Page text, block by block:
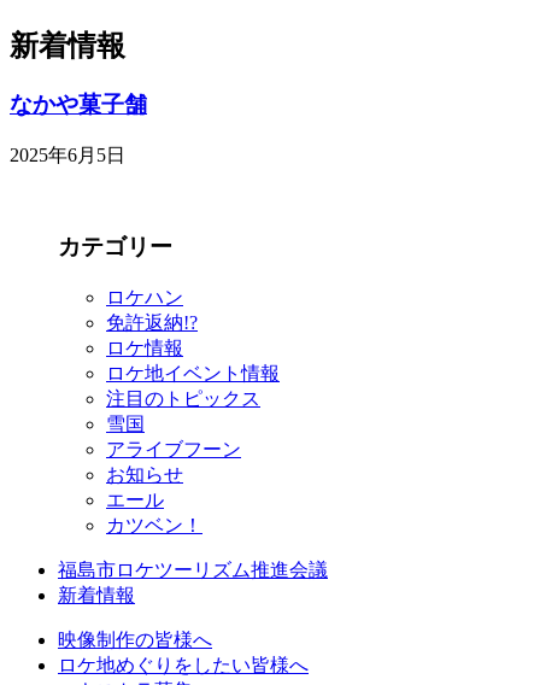
新着情報
なかや菓子舗
2025年6月5日
カテゴリー
ロケハン
免許返納!?
ロケ情報
ロケ地イベント情報
注目のトピックス
雪国
アライブフーン
お知らせ
エール
カツベン！
福島市ロケツーリズム推進会議
新着情報
映像制作の皆様へ
ロケ地めぐりをしたい皆様へ